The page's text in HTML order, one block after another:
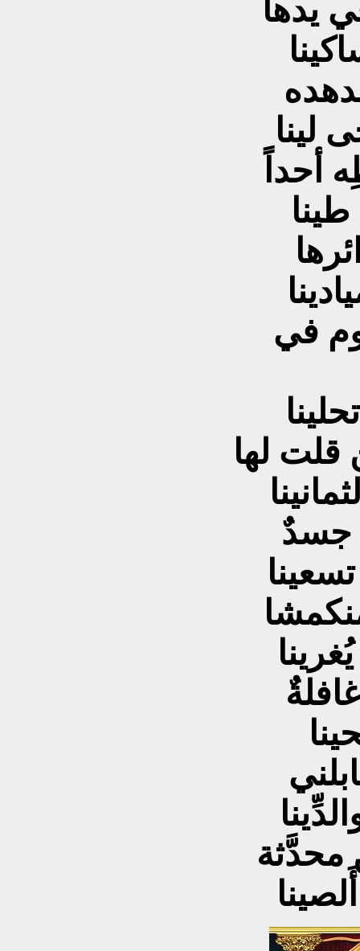
يدها
لينا
أحداً
في
قلت لها
جسدٌ
محدَّثة